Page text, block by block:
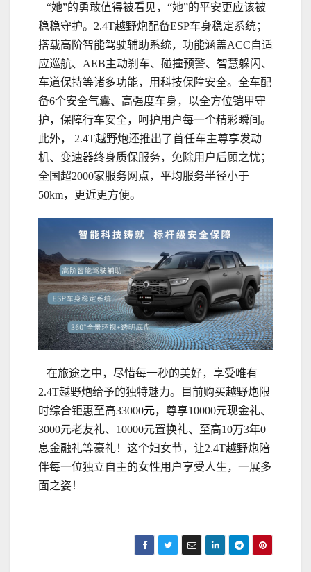
“她”的勇敢值得被看见，“她”的平安更应该被
稳稳守护。2.4T越野炮配备ESP车身稳定系统；
搭载高阶智能驾驶辅助系统，功能涵盖ACC自适
应巡航、AEB主动刹车、碰撞预警、智慧躲闪、
车道保持等诸多功能，用科技保障安全。全车配
备6个安全气囊、高强度车身，以全方位铠甲守
护，保障行车安全，呵护用户每一个精彩瞬间。
此外， 2.4T越野炮还推出了首任车主尊享发动
机、变速器终身质保服务，免除用户后顾之忧；
全国超2000家服务网点，平均服务半径小于
50km，更近更方便。
在旅途之中，尽惜每一秒的美好，享受唯有
2.4T越野炮给予的独特魅力。目前购买越野炮限
时综合钜惠至高33000元，尊享10000元现金礼、
3000元老友礼、10000元置换礼、至高10万3年0
息金融礼等豪礼！这个妇女节，让2.4T越野炮陪
伴每一位独立自主的女性用户享受人生，一展多
面之姿！